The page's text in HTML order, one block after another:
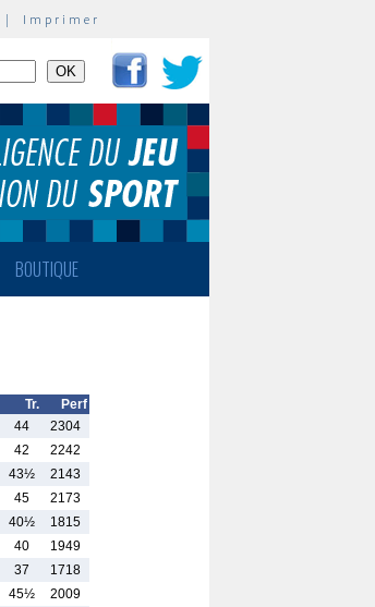
| Imprimer
BOUTIQUE
Tr.
Perf
44
2304
42
2242
43½
2143
45
2173
40½
1815
40
1949
37
1718
45½
2009